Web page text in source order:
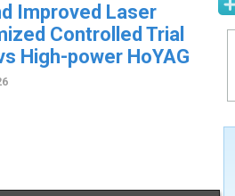
Improved Laser
Controlled Trial
High-power HoYAG